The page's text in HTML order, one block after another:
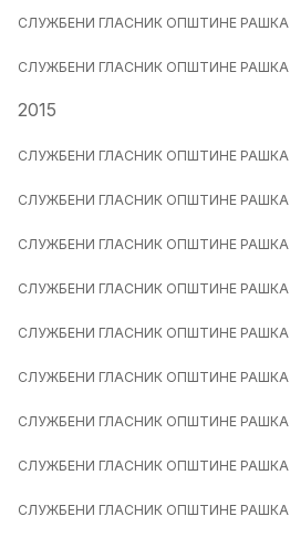
СЛУЖБЕНИ ГЛАСНИК ОПШТИНЕ РАШКА
СЛУЖБЕНИ ГЛАСНИК ОПШТИНЕ РАШКА
2015
СЛУЖБЕНИ ГЛАСНИК ОПШТИНЕ РАШКА
СЛУЖБЕНИ ГЛАСНИК ОПШТИНЕ РАШКА
СЛУЖБЕНИ ГЛАСНИК ОПШТИНЕ РАШКА
СЛУЖБЕНИ ГЛАСНИК ОПШТИНЕ РАШКА
СЛУЖБЕНИ ГЛАСНИК ОПШТИНЕ РАШКА
СЛУЖБЕНИ ГЛАСНИК ОПШТИНЕ РАШКА
СЛУЖБЕНИ ГЛАСНИК ОПШТИНЕ РАШКА
СЛУЖБЕНИ ГЛАСНИК ОПШТИНЕ РАШКА
СЛУЖБЕНИ ГЛАСНИК ОПШТИНЕ РАШКА